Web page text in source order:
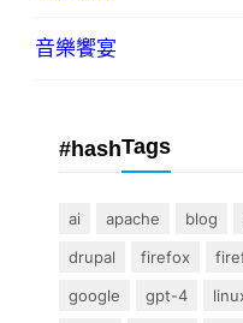
音樂饗宴
#hashTags
ai apache blog
drupal
firefox
google
gpt-4